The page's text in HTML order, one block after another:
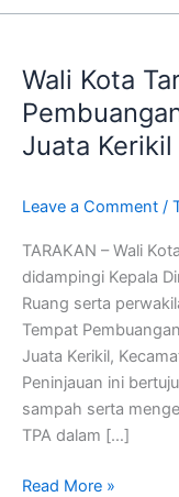
Wali Kota
Juata Kerikil
Leave a Comment /
TARAKAN – Wali
didampingi Kepala
Ruang serta
Tempat
Juata Kerikil,
Peninjauan ini
sampah serta
TPA dalam […]
Tarakan
Meninjau
Tempat
Pembuangan
di
Read More »